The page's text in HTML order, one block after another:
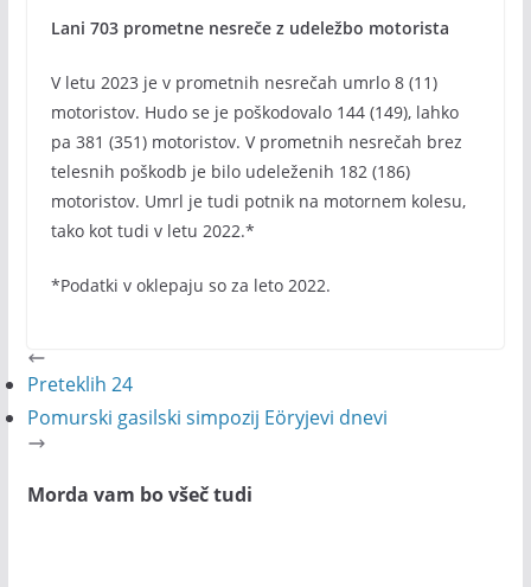
Lani 703 prometne nesreče z udeležbo motorista
V letu 2023 je v prometnih nesrečah umrlo 8 (11)
motoristov. Hudo se je poškodovalo 144 (149), lahko
pa 381 (351) motoristov. V prometnih nesrečah brez
telesnih poškodb je bilo udeleženih 182 (186)
motoristov. Umrl je tudi potnik na motornem kolesu,
tako kot tudi v letu 2022.*
*Podatki v oklepaju so za leto 2022.
Preteklih 24
Pomurski gasilski simpozij Eöryjevi dnevi
Morda vam bo všeč tudi